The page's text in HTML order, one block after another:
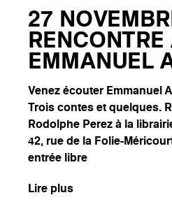
27
EMMANUEL
Venez écouter Emmanuel
Trois contes et quelques.
Rodolphe Perez à la
42, rue de la Folie-
entrée libre
Lire plus